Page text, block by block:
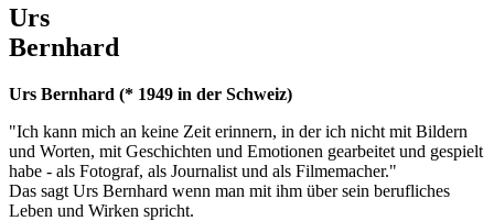
Urs
Bernhard
Urs Bernhard (* 1949 in der Schweiz)
"Ich kann mich an keine Zeit erinnern, in der ich nicht mit Bildern
und Worten, mit Geschichten und Emotionen gearbeitet und gespielt
habe - als Fotograf, als Journalist und als Filmemacher."
Das sagt Urs Bernhard wenn man mit ihm über sein berufliches
Leben und Wirken spricht.